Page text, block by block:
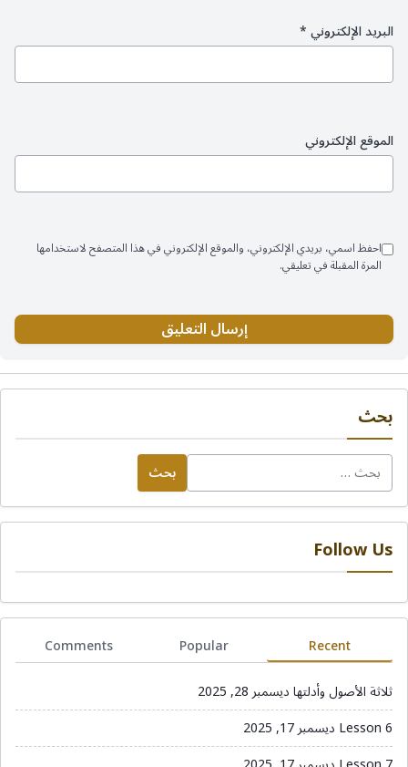
البريد الإلكتروني*
الموقع الإلكتروني
احفظ اسمي، بريدي الإلكتروني، والموقع الإلكتروني في هذا المتصفح لاستخدامها
المرة المقبلة في تعليقي.
بحث
البحث
عن:
Follow Us
Recent
Popular
Comments
ثلاثة الأصول وأدلتهاديسمبر 28, 2025
Lesson 6 ديسمبر 17, 2025